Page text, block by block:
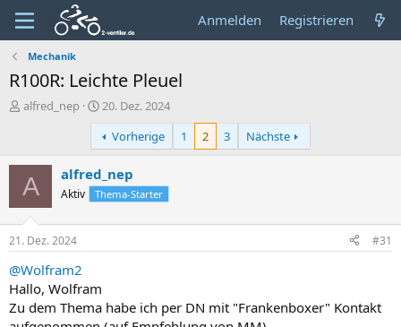
Anmelden Registrieren
Mechanik
R100R: Leichte Pleuel
E
e
l
e
alfred_nep
E
r
s
t
l
l
m
20. Dez. 2024
Vorherige
1 2 3 Nächste
A alfred_nep
Aktiv Thema-Starter
21. Dez. 2024 #31
@Wolfram2
Hallo, Wolfram
Zu dem Thema habe ich per DN mit "Frankenboxer" Kontakt